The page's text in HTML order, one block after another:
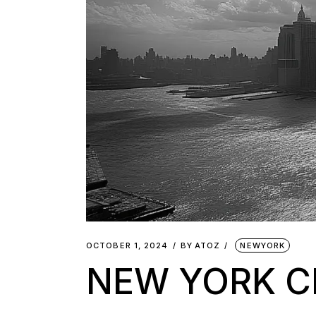
OCTOBER 1, 2024 BY ATOZ NEWYORK
NEW YORK